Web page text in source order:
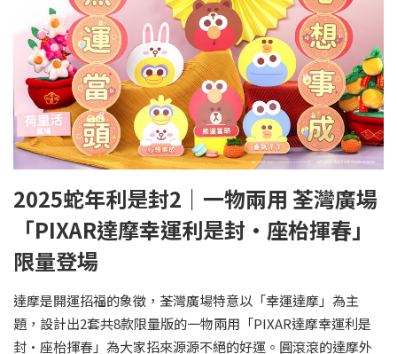
2025蛇年利是封2｜一物兩用 荃灣廣場
「PIXAR達摩幸運利是封•座枱揮春」
限量登場
達摩是開運招福的象徵，荃灣廣場特意以「幸運達摩」為主
題，設計出2套共8款限量版的一物兩用「PIXAR達摩幸運利是
封•座枱揮春」為大家招來源源不絕的好運。圓滾滾的達摩外